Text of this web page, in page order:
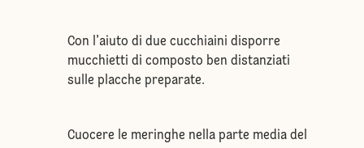
Con l’aiuto di due cucchiaini disporre
mucchietti di composto ben distanziati
sulle placche preparate.
Cuocere le meringhe nella parte media del